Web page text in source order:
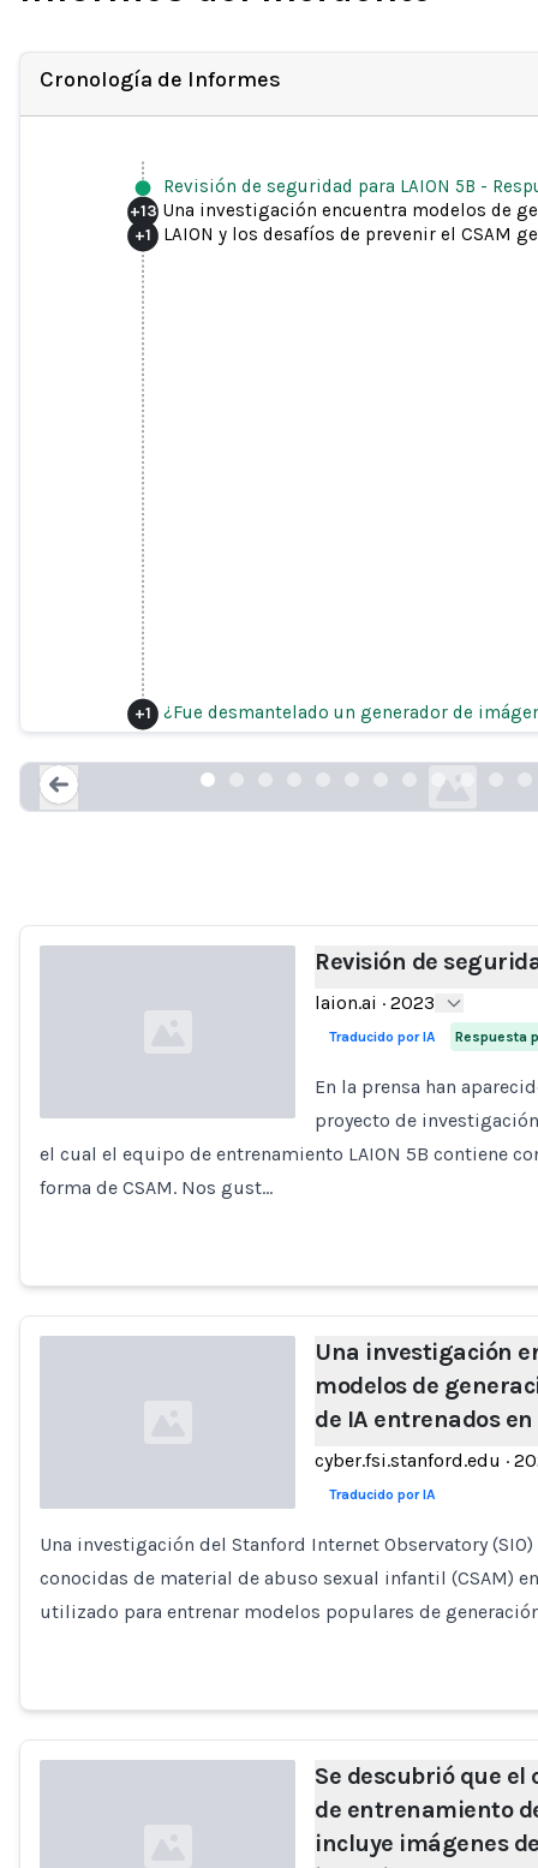
Cronología de Informes
Revisión de seguridad para LAION 5B -
+13 Una investigación encuentra modelos de
+1 LAION y los desafíos de prevenir el CSAM
+1 ¿Fue desmantelado un generador de
Revisión de seguridad
Revisión de
laion.ai · 2023
Traducido por IA Respuesta
En la prensa han
proyecto de
el cual el equipo de entrenamiento LAION 5B contiene
forma de CSAM. Nos gust…
Una investigación
modelos de
de IA entrenados
cyber.fsi.stanford.edu ·
Traducido por IA
Una investigación del Stanford Internet Observatory
conocidas de material de abuso sexual infantil (CSAM)
utilizado para entrenar modelos populares de
Se descubrió que
de entrenamiento
incluye imágenes